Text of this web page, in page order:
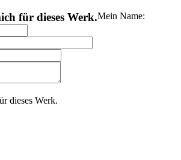
für dieses Werk.Mein Name:
dieses Werk.